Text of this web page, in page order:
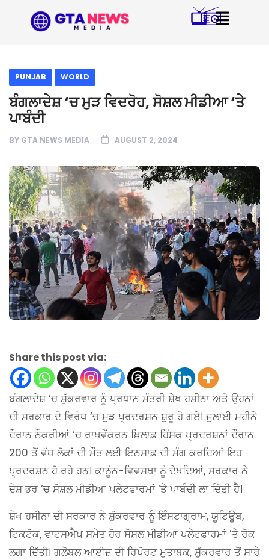
PUNJAB WORLD
ਬੰਗਲਾਦੇਸ਼ ‘ਚ ਮੁੜ ਵਿਦਰੋਹ, ਸੋਸ਼ਲ ਮੀਡੀਆ ‘ਤੇ
ਪਾਬੰਦੀ
BY GTA NEWS MEDIA AUGUST 2, 2024
Share this post via:
ਬੰਗਲਾਦੇਸ਼ ‘ਚ ਸ਼ੁੱਕਰਵਾਰ ਨੂੰ ਪ੍ਰਧਾਨ ਮੰਤਰੀ ਸ਼ੇਖ ਹਸੀਨਾ ਅਤੇ ਉਹਨਾਂ
ਦੀ ਸਰਕਾਰ ਦੇ ਵਿਰੋਧ ‘ਚ ਮੁੜ ਪ੍ਰਦਰਸ਼ਨ ਸ਼ੁਰੂ ਹੋ ਗਏ। ਜੁਲਾਈ ਮਹੀਨੇ
ਦੌਰਾਨ ਨੌਕਰੀਆਂ ‘ਚ ਰਾਖਵੇਂਕਰਨ ਖ਼ਿਲਾਫ਼ ਹਿੰਸਕ ਪ੍ਰਦਰਸ਼ਨਾਂ ਦੌਰਾਨ
200 ਤੋਂ ਵੱਧ ਲੋਕਾਂ ਦੀ ਮੌਤ ਲਈ ਇਨਸਾਫ਼ ਦੀ ਮੰਗ ਕਰਦਿਆਂ ਇਹ
ਪ੍ਰਦਰਸ਼ਨ ਹੋ ਰਹੇ ਹਨ। ਕਾਨੂੰਨ-ਵਿਵਸਥਾ ਨੂੰ ਦੇਖਦਿਆਂ, ਸਰਕਾਰ ਨੇ
ਦੇਸ਼ ਭਰ ‘ਚ ਸੋਸ਼ਲ ਮੀਡੀਆ ਪਲੇਟਫਾਰਮਾਂ ‘ਤੇ ਪਾਬੰਦੀ ਲਾ ਦਿੱਤੀ ਹੈ।
ਸ਼ੇਖ ਹਸੀਨਾ ਦੀ ਸਰਕਾਰ ਨੇ ਸ਼ੁੱਕਰਵਾਰ ਨੂੰ ਇੰਸਟਾਗ੍ਰਾਮ, ਯੂਟਿਊਬ,
ਟਿਕਟੋਕ, ਵਾਟਸਐਪ ਸਮੇਤ ਹੋਰ ਸੋਸ਼ਲ ਮੀਡੀਆ ਪਲੇਟਫਾਰਮਾਂ ‘ਤੇ ਰੋਕ
ਲਗਾ ਦਿੱਤੀ। ਗਲੋਬਲ ਆਈਜ਼ ਦੀ ਰਿਪੋਰਟ ਮੁਤਾਬਕ, ਸ਼ੁੱਕਰਵਾਰ ਤੋਂ ਸਾਰੇ